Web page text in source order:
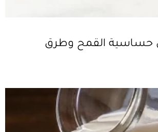
حساسية القمح وطرق